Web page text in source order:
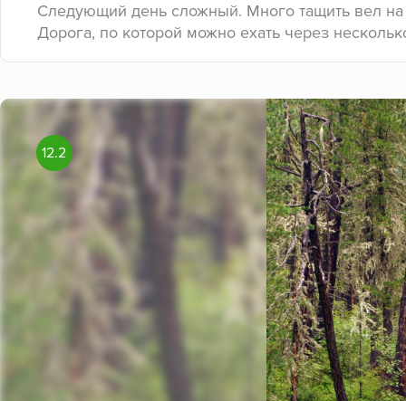
Следующий день сложный. Много тащить вел на
Дорога, по которой можно ехать через
12.2